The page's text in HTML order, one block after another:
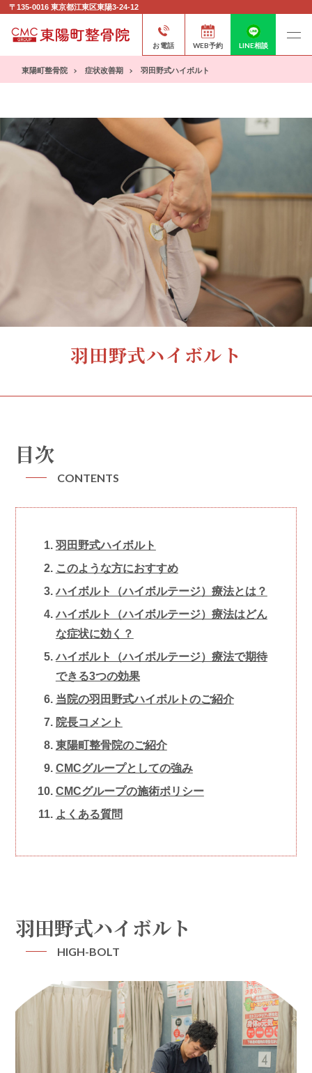
〒135-0016 東京都江東区東陽3-24-12
お電話 WEB予約 LINE相談
東陽町整骨院 症状改善期 羽田野式ハイボルト
羽田野式ハイボルト
目次
CONTENTS
羽田野式ハイボルト
このような方におすすめ
ハイボルト（ハイボルテージ）療法とは？
ハイボルト（ハイボルテージ）療法はどん
な症状に効く？
ハイボルト（ハイボルテージ）療法で期待
できる3つの効果
当院の羽田野式ハイボルトのご紹介
院長コメント
東陽町整骨院のご紹介
CMCグループとしての強み
CMCグループの施術ポリシー
よくある質問
羽田野式ハイボルト
HIGH-BOLT